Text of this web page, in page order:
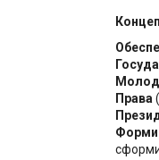
Права